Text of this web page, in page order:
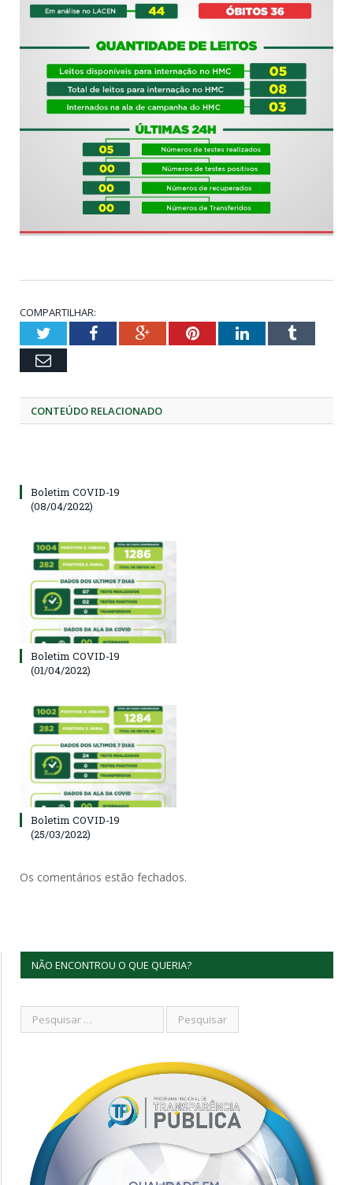
COMPARTILHAR:
TwitterFacebookGoogle+PinterestLinkedInTumblr
Email
CONTEÚDO RELACIONADO
Boletim COVID-19
(08/04/2022)
Boletim COVID-19
(01/04/2022)
Boletim COVID-19
(25/03/2022)
Os comentários estão fechados.
NÃO ENCONTROU O QUE QUERIA?